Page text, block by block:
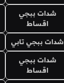
شدات ببجي
اقساط
شدات ببجي تابي
شدات ببجي
اقساط